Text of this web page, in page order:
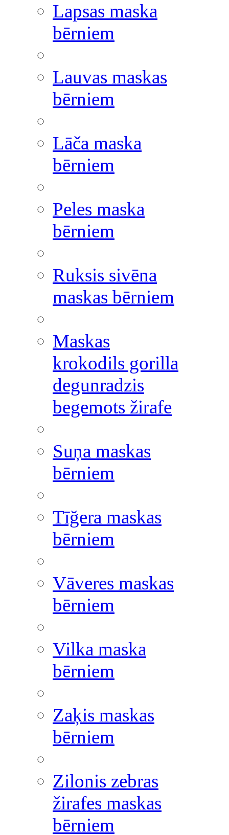
Lapsas maska
bērniem
Lauvas maskas
bērniem
Lāča maska
bērniem
Peles maska
bērniem
Ruksis sivēna
maskas bērniem
Maskas
krokodils gorilla
degunradzis
begemots žirafe
Suņa maskas
bērniem
Tīğera maskas
bērniem
Vāveres maskas
bērniem
Vilka maska
bērniem
Zaķis maskas
bērniem
Zilonis zebras
žirafes maskas
bērniem